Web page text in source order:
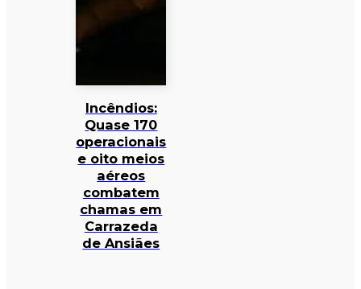
Incêndios:
Quase 170
operacionais
e oito meios
aéreos
combatem
chamas em
Carrazeda
de Ansiães